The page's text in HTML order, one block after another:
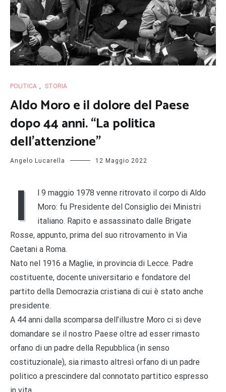
POLITICA , STORIA
Aldo Moro e il dolore del Paese
dopo 44 anni. “La politica
dell’attenzione”
Angelo Lucarella 12 Maggio 2022
I
l 9 maggio 1978 venne ritrovato il corpo di Aldo
Moro: fu Presidente del Consiglio dei Ministri
italiano. Rapito e assassinato dalle Brigate
Rosse, appunto, prima del suo ritrovamento in Via
Caetani a Roma.
Nato nel 1916 a Maglie, in provincia di Lecce. Padre
costituente, docente universitario e fondatore del
partito della Democrazia cristiana di cui è stato anche
presidente.
A 44 anni dalla scomparsa dell’illustre Moro ci si deve
domandare se il nostro Paese oltre ad esser rimasto
orfano di un padre della Repubblica (in senso
costituzionale), sia rimasto altresì orfano di un padre
politico a prescindere dal connotato partitico espresso